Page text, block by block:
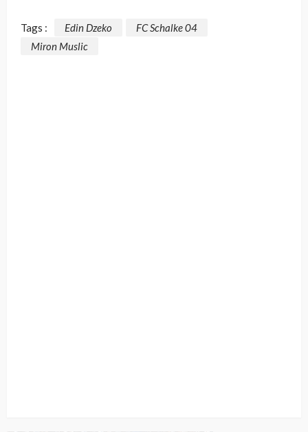
Tags : Edin Dzeko
FC Schalke 04
Miron Muslic